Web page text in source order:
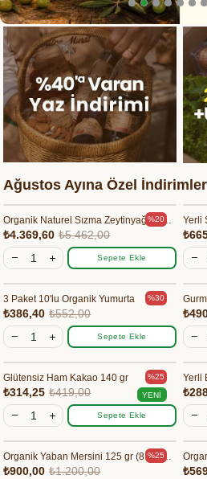
Ağustos Ayına Özel İndirimler
Organik Naturel Sızma Zeytinyağı Teneke 5 lt
₺4.369,60 ₺5.462,00
Sepete Ekle
%20 Yerli
3 Paket 10'lu Organik Yumurta
₺386,40 ₺552,00
Sepete Ekle
%30
Glütensiz Ham Kakao 140 gr
₺314,25 ₺419,00
Sepete Ekle
%25
YENI
ÜRÜN
Yerli
Organik Yaban Mersini 125 gr (8 'li Paket )
₺900,00 ₺1.200,00
%25